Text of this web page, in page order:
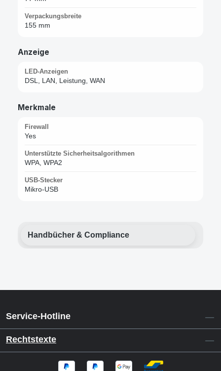
Verpackungsbreite
155 mm
Anzeige
LED-Anzeigen
DSL, LAN, Leistung, WAN
Merkmale
Firewall
Yes
Unterstützte Sicherheitsalgorithmen
WPA, WPA2
USB-Stecker
Mikro-USB
Handbücher & Compliance
Service-Hotline
Rechtstexte